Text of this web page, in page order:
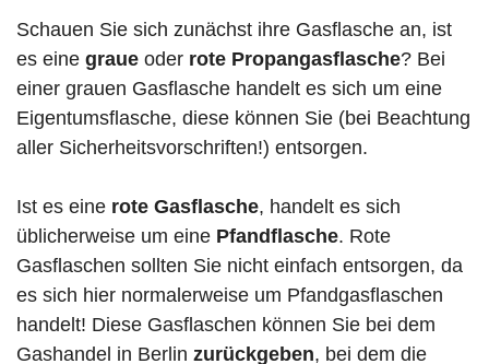
Schauen Sie sich zunächst ihre Gasflasche an, ist
es eine graue oder rote Propangasflasche? Bei
einer grauen Gasflasche handelt es sich um eine
Eigentumsflasche, diese können Sie (bei Beachtung
aller Sicherheitsvorschriften!) entsorgen.
Ist es eine rote Gasflasche, handelt es sich
üblicherweise um eine Pfandflasche. Rote
Gasflaschen sollten Sie nicht einfach entsorgen, da
es sich hier normalerweise um Pfandgasflaschen
handelt! Diese Gasflaschen können Sie bei dem
Gashandel in Berlin zurückgeben, bei dem die